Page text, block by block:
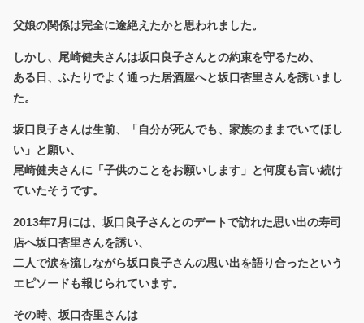
父娘の関係は完全に途絶えたかと思われました。
しかし、尾崎健夫さんは坂口良子さんとの約束を守るため、
ある日、ふたりでよく通った居酒屋へと坂口杏里さんを誘いまし
た。
坂口良子さんは生前、「自分が死んでも、家族のままでいてほし
い」と願い、
尾崎健夫さんに「子供のことをお願いします」と何度も言い続け
ていたそうです。
2013年7月には、坂口良子さんとのデートで訪れた思い出の寿司
店へ坂口杏里さんを誘い、
二人で涙を流しながら坂口良子さんの思い出を語り合ったという
エピソードも報じられています。
その時、坂口杏里さんは